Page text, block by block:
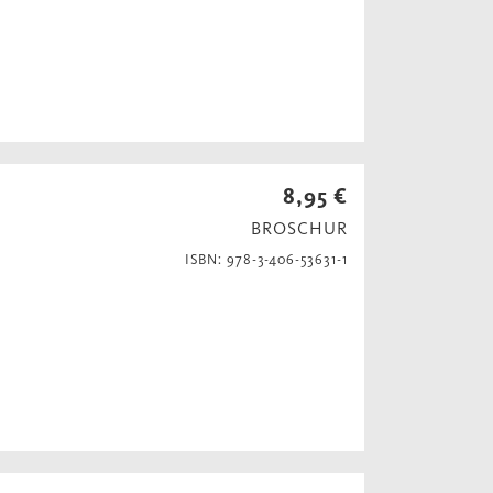
8,95 €
BROSCHUR
ISBN: 978-3-406-53631-1